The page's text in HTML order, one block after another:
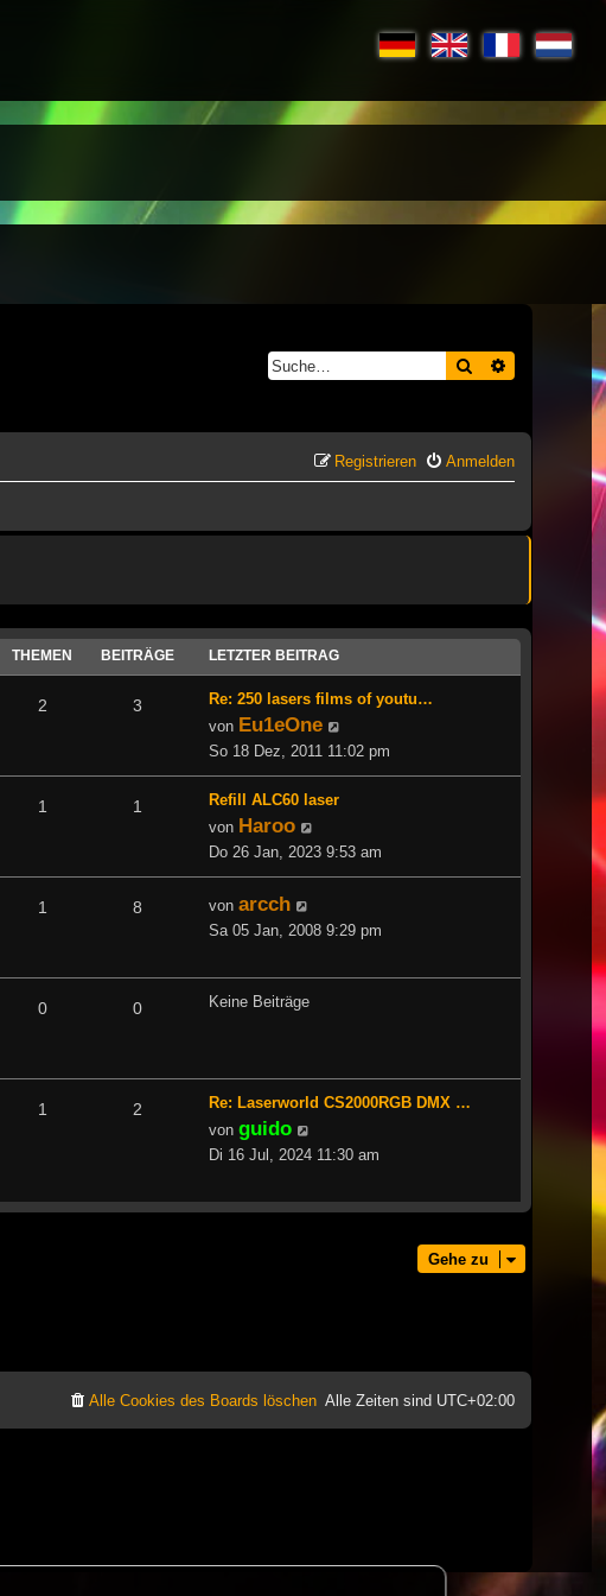
Suche Erweiterte
Anmelden
Registrieren
THEMEN BEITRÄGE LETZTER BEITRAG
2 3
Re: 250 lasers films of youtu…
von Eu1eOne
Beitrag
So 18 Dez, 2011 11:02 pm
1 1
Refill ALC60 laser
von Haroo
Beitrag
Do 26 Jan, 2023 9:53 am
1 8 von arcch
Beitrag
Sa 05 Jan, 2008 9:29 pm
0 0 Keine Beiträge
1 2
Re: Laserworld CS2000RGB DMX …
von guido
Beitrag
Di 16 Jul, 2024 11:30 am
Gehe zu
Alle Zeiten sind UTC+02:00
Alle Cookies des Boards löschen